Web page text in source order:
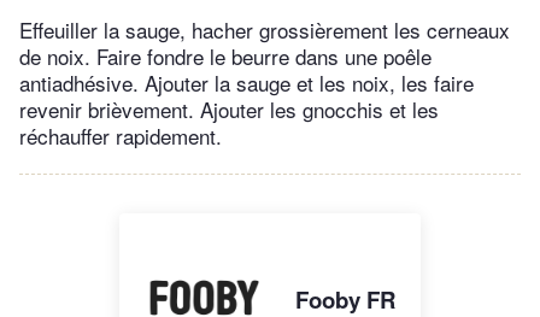
Effeuiller la sauge, hacher grossièrement les cerneaux
de noix. Faire fondre le beurre dans une poêle
antiadhésive. Ajouter la sauge et les noix, les faire
revenir brièvement. Ajouter les gnocchis et les
réchauffer rapidement.
Fooby FR